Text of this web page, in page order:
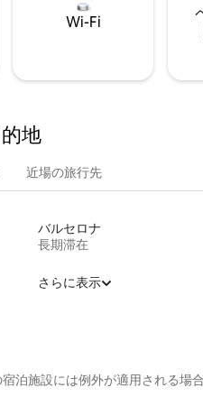
Wi-Fi
地
近場の旅行先
バルセロナ
長期滞在
さらに表示
泊施設には例外が適用される場合